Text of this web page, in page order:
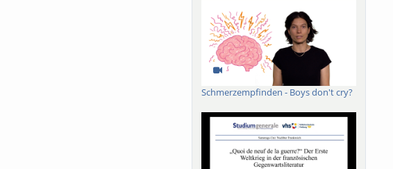
Schmerzempfinden - Boys don't cry?